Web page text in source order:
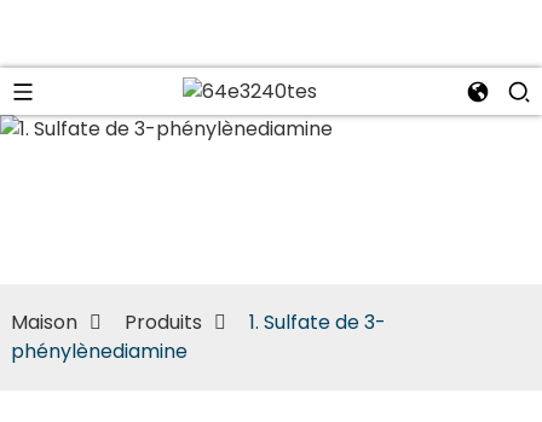
Maison Produits
1. Sulfate de 3-
phénylènediamine